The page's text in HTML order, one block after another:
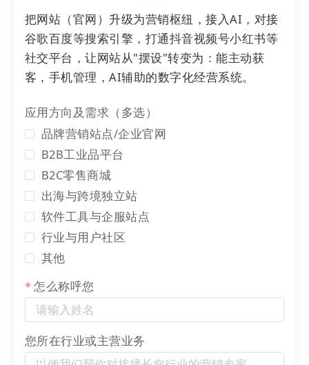
识别二维码或点击链接预览：
把网站（官网）升级为营销枢纽，接入AI，对接
谷歌百度等搜索引擎，打通抖音视频号小红书等
社交平台，让网站从"摆设"转变为：能主动获
客，手机管理，AI辅助的数字化经营系统。
应用方向及需求（多选）
品牌营销站点/企业官网
B2B工业品平台
B2C零售商城
出海与跨境独立站
软件工具与企服站点
行业与用户社区
其他
怎么称呼您
您所在行业或主营业务